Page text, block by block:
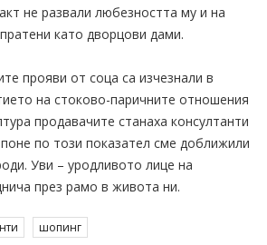
не развали любезността му и на
като дворцови дами.
прояви от соца са изчезнали в
на стоково-паричните отношения
продавачите станаха консултанти
по този показател сме доближили
Уви – уродливото лице на
през рамо в живота ни.
шопинг